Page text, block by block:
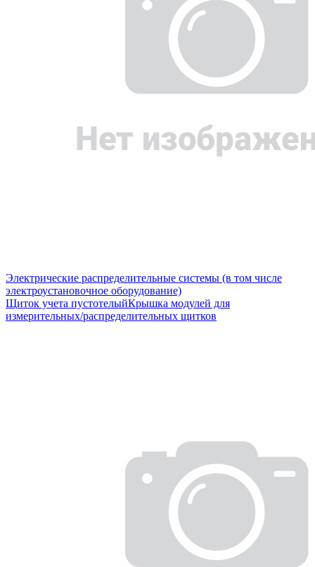
Электрические распределительные системы (в том числе
электроустановочное оборудование)
Щиток учета пустотелыйКрышка модулей для
измерительных/распределительных щитков